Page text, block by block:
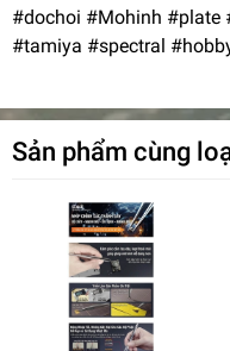
#dochoi #Mohinh #plate
#tamiya #spectral
Sản phẩm cùng